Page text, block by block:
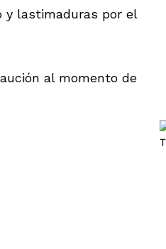
y lastimaduras por el
al momento de